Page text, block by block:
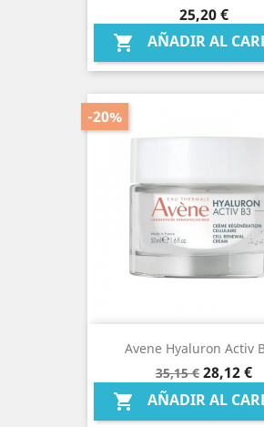
Precio
25,20 €
 AÑADIR AL
Avene Hyaluron Activ
Precio
base
35,15 €
-20%
Precio
28,12 €
 AÑADIR AL